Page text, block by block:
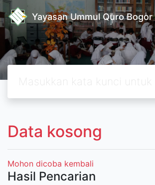
Yayasan Ummul Quro Bogor
Data kosong
Mohon dicoba kembali
Hasil Pencarian